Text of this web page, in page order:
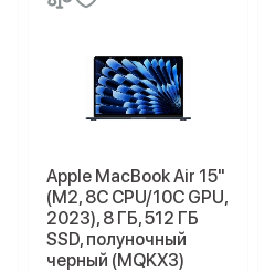
Apple MacBook Air 15"
(M2, 8C CPU/10C GPU,
2023), 8 ГБ, 512 ГБ
SSD, полуночный
черный (MQKX3)